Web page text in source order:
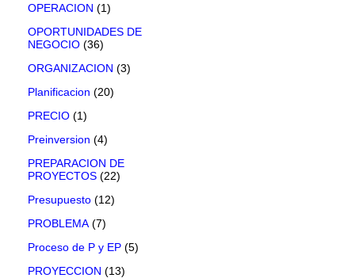
OPERACION (1)
OPORTUNIDADES DE
NEGOCIO (36)
ORGANIZACION (3)
Planificacion (20)
PRECIO (1)
Preinversion (4)
PREPARACION DE
PROYECTOS (22)
Presupuesto (12)
PROBLEMA (7)
Proceso de P y EP (5)
PROYECCION (13)